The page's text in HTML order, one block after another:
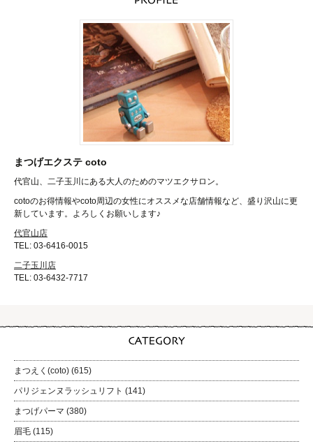
まつげエクステ coto
代官山、二子玉川にある大人のためのマツエクサロン。
cotoのお得情報やcoto周辺の女性にオススメな店舗情報など、盛り沢山に更
新しています。よろしくお願いします♪
代官山店
TEL: 03-6416-0015
二子玉川店
TEL: 03-6432-7717
まつえく(coto) (615)
パリジェンヌラッシュリフト (141)
まつげパーマ (380)
眉毛 (115)